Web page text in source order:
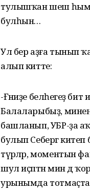
тулышҡан шеш
булһын…
Ул бер аҙға тынып
алып китте:
-Ғәниҙе беләһегеҙ
Балаларыбыҙ, минең
башланып, УБР-ҙа
булып Себергә
түрәләр, моментын
шул иҫәптән мин дә
урынымда